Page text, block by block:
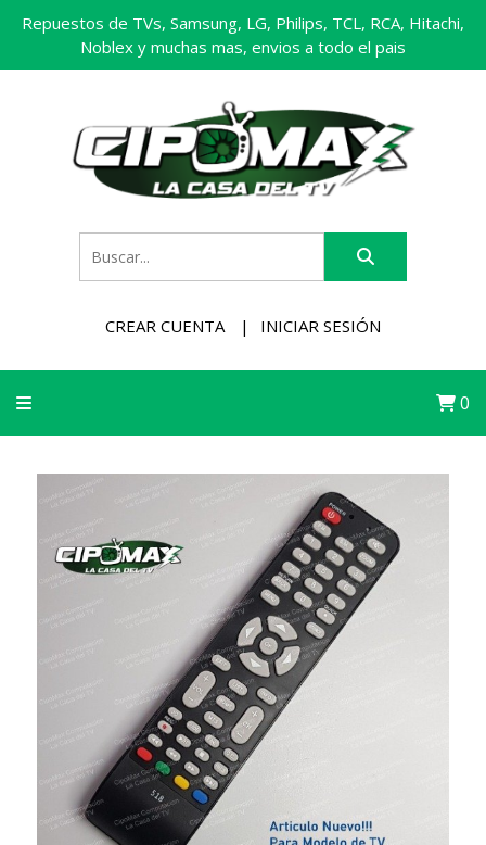
Repuestos de TVs, Samsung, LG, Philips, TCL, RCA, Hitachi,
Noblex y muchas mas, envios a todo el pais
CREAR CUENTA INICIAR SESIÓN
0